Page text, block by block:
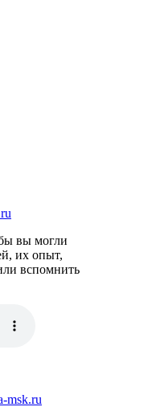
вы могли
их опыт,
вспомнить
msk.ru